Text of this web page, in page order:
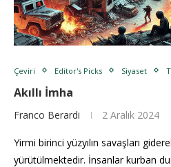
Çeviri Editor's Picks Siyaset
Akıllı İmha
Franco Berardi 2 Aralık 2024
Yirmi birinci yüzyılın savaşları
yürütülmektedir. İnsanlar kurban